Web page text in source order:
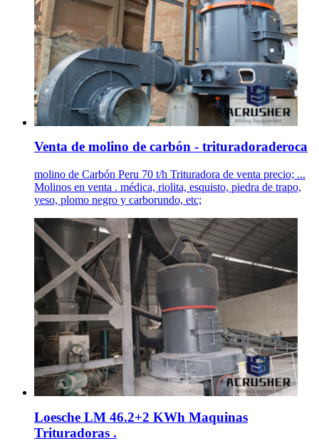
Venta de molino de carbón - trituradoraderoca
molino de Carbón Peru 70 t/h Trituradora de venta precio; ...
Molinos en venta . médica, riolita, esquisto, piedra de trapo,
yeso, plomo negro y carborundo, etc;
Loesche LM 46.2+2 KWh Maquinas
Trituradoras .